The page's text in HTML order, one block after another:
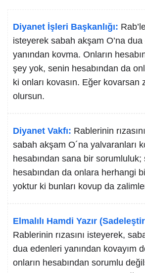
Diyanet İşleri Başkanlığı:
isteyerek sabah akşam O’na
yanından kovma. Onların
şey yok, senin hesabından da
ki onları kovasın. Eğer kovarsan
olursun.
Diyanet Vakfı: Rablerinin
sabah akşam O´na yalvaranları
hesabından sana bir sorumluluk;
hesabından da onlara herhangi
yoktur ki bunları kovup da
Elmalılı Hamdi Yazır
Rablerinin rızasını isteyerek,
dua edenleri yanından kovayım
onların hesabından sorumlu